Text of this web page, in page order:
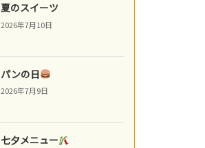
夏のスイーツ
2026年7月10日
パンの日
2026年7月9日
七夕メニュー